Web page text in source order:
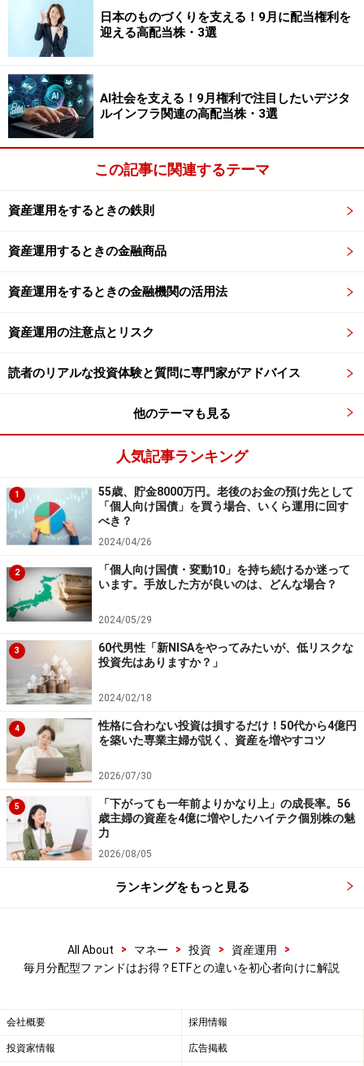
大切なのは、自分が投資によって何を実現したいのかで
す。老後資金づくりなのか、毎月の収入補完なのかによ
って選ぶ商品は変わります。まずは商品名や利回りだけ
ではなく、どのような資産に投資しているのかを確認す
ることから始めてみましょう。
※記事内容は執筆時点のものです。最新の内容をご確認くださ
本記事の内容は一般的な情報提供を目的としており、特定の金融
商品や投資行動を推奨するものではありません。
投資や資産運用に関する最終的なご判断はご自身の責任において
行ってください。
掲載情報の正確性・完全性については十分に配慮しております
が、その内容を保証するものではなく、これに基づく損失・損害
などについて当社は一切の責任を負いません。
最新の情報や詳細については、必ず各金融機関やサービス提供者
楽天市場で資産運用関連の書籍をチェック！
【編集部からのお知らせ】
・「家計」について、 アンケート（2026/8/31まで）を実施
中です！
※抽選で20名にAmazonギフト券1000円分プレゼント
※謝礼付きの限定アンケートやモニター企画に参加が可能に
なります
日本のものづくりを支える！9月に配当権利を
迎える高配当株・3選
AI社会を支える！9月権利で注目したいデジタ
ルインフラ関連の高配当株・3選
この記事に関連するテーマ
資産運用をするときの鉄則
資産運用するときの金融商品
資産運用をするときの金融機関の活用法
資産運用の注意点とリスク
読者のリアルな投資体験と質問に専門家がアドバイス
他のテーマも見る
人気記事ランキング
1
55歳、貯金8000万円。老後のお金の預け先として
「個人向け国債」を買う場合、いくら運用に回す
べき？
2024/04/26
2
「個人向け国債・変動10」を持ち続けるか迷って
います。手放した方が良いのは、どんな場合？
2024/05/29
3
60代男性「新NISAをやってみたいが、低リスクな
投資先はありますか？」
2024/02/18
4
性格に合わない投資は損するだけ！50代から4億円
を築いた専業主婦が説く、資産を増やすコツ
2026/07/30
5
「下がっても一年前よりかなり上」の成長率。56
歳主婦の資産を4億に増やしたハイテク個別株の魅
力
2026/08/05
ランキングをもっと見る
All About > マネー > 投資 > 資産運用
>
毎月分配型ファンドはお得？ETFとの違いを初心者向けに解説
会社概要 採用情報
投資家情報 広告掲載